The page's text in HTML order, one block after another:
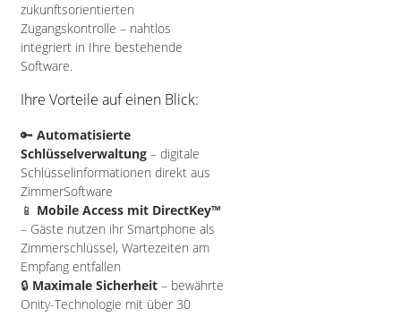
zukunftsorientierten
Zugangskontrolle – nahtlos
integriert in Ihre bestehende
Software.
Ihre Vorteile auf einen Blick:
🔑 Automatisierte
Schlüsselverwaltung – digitale
Schlüsselinformationen direkt aus
ZimmerSoftware
📱 Mobile Access mit DirectKey™
– Gäste nutzen ihr Smartphone als
Zimmerschlüssel, Wartezeiten am
Empfang entfallen
🔒 Maximale Sicherheit – bewährte
Onity-Technologie mit über 30